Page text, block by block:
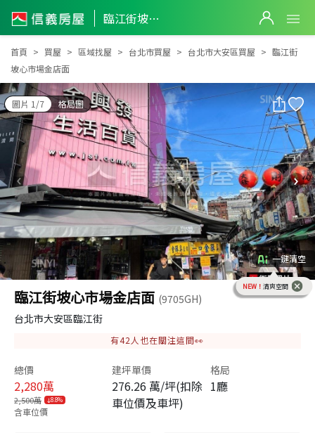
臨江街坡心市場金店面
臨江街坡心市場金店面
首頁 買屋 區域找屋 台北市買屋 台北市大安區買屋
臨江街
坡心市場金店面
圖片 1/7 格局圖
一鍵清空
NEW！ 清爽空間
臨江街坡心市場金店面 (9705GH)
台北市大安區臨江街
有42 人也在關注這間👀
總價
2,280萬
2,500萬 8.8%
含車位價
建坪單價
276.26 萬/坪(扣除
車位價及車坪)
格局
1廳